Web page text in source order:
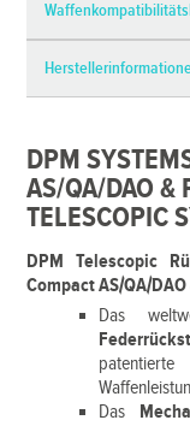
DPM
AS/QA/DAO &
TELESCOPIC
DPM Telescopic
Compact AS/QA/
Das
Das